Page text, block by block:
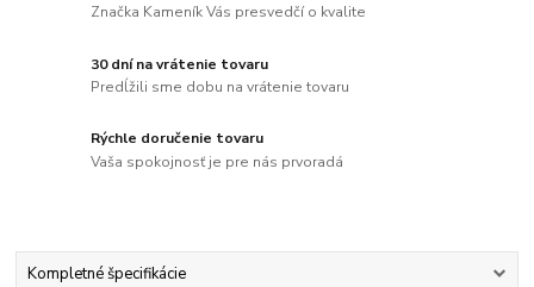
Značka Kameník Vás presvedčí o kvalite
30 dní na vrátenie tovaru
Predĺžili sme dobu na vrátenie tovaru
Rýchle doručenie tovaru
Vaša spokojnosť je pre nás prvoradá
Kompletné špecifikácie